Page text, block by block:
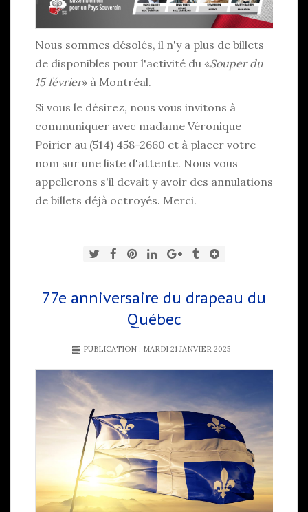
Nous sommes désolés, il n'y a plus de billets
de disponibles pour l'activité du «Souper du
15 février» à Montréal.
Si vous le désirez, nous vous invitons à
communiquer avec madame Véronique
Poirier au (514) 458-2660 et à placer votre
nom sur une liste d'attente. Nous vous
appellerons s'il devait y avoir des annulations
de billets déjà octroyés. Merci.
77e anniversaire du drapeau du
Québec
PUBLICATION : MARDI 21 JANVIER 2025